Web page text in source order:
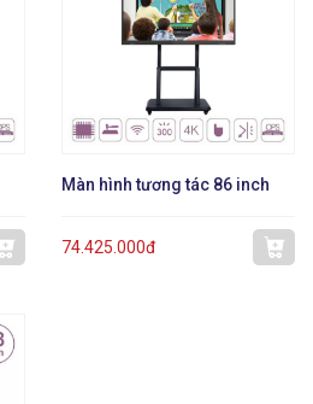
Màn hình tương tác 86 inch
74.425.000đ